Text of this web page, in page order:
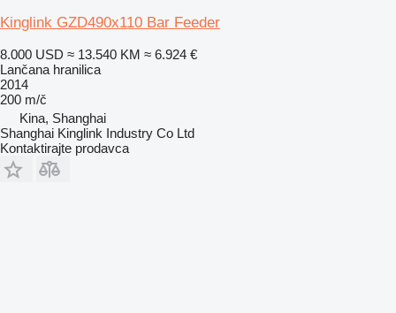
Kinglink GZD490x110 Bar Feeder
8.000 USD ≈ 13.540 KM ≈ 6.924 €
Lančana hranilica
2014
200 m/č
Kina, Shanghai
Shanghai Kinglink Industry Co Ltd
Kontaktirajte prodavca